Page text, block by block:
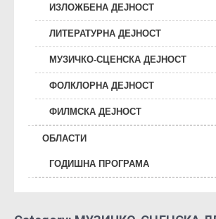
ИЗЛОЖБЕНА ДЕЈНОСТ
ЛИТЕРАТУРНА ДЕЈНОСТ
МУЗИЧКО-СЦЕНСКА ДЕЈНОСТ
ФОЛКЛОРНА ДЕЈНОСТ
ФИЛМСКА ДЕЈНОСТ
ОБЛАСТИ
ГОДИШНА ПРОГРАМА